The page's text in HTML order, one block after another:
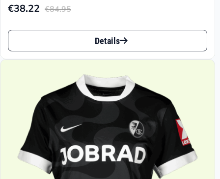
€84.95
Ursprünglicher
Preis
€84.95
€38.22
Aktueller
Preis
€38.22.
Dieses
Produkt
Varianten
Optionen
können
Details